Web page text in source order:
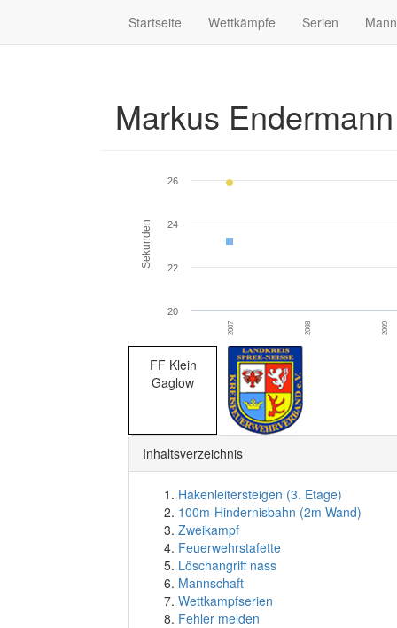
Startseite Wettkämpfe Serien
Markus
Sekunden
2007 2008 2009
20
22
24
26
FF Klein
Gaglow
Inhaltsverzeichnis
Hakenleitersteigen (3. Etage)
100m-Hindernisbahn (2m Wand)
Zweikampf
Feuerwehrstafette
Löschangriff nass
Mannschaft
Wettkampfserien
Fehler melden